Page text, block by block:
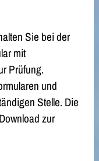
Sie bei der
mit
Prüfung.
und
Stelle. Die
zur